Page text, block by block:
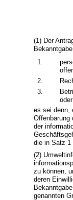
(1) Der
1.
2.
3.
es sei denn,
Offenbarung
der
die in Satz 1
(2)
zu können,
deren
genannten